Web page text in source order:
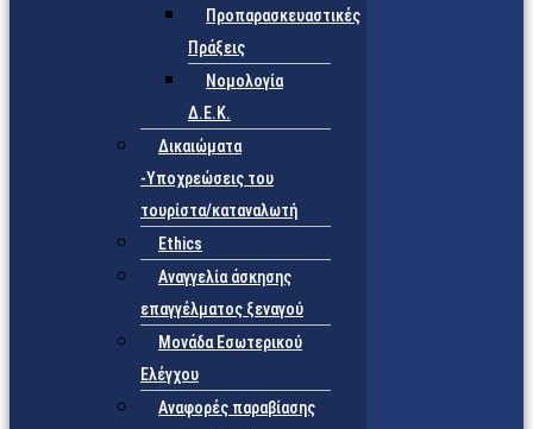
Προπαρασκευαστικές
Πράξεις
Νομολογία
Δ.Ε.Κ.
Δικαιώματα
-Υποχρεώσεις του
τουρίστα/καταναλωτή
Ethics
Αναγγελία άσκησης
επαγγέλματος ξεναγού
Μονάδα Εσωτερικού
Ελέγχου
Αναφορές παραβίασης